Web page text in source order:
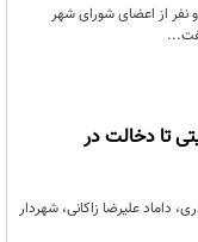
از اعضای شورای شهر
تا دخالت در
داماد علیرضا زاکانی، شهردار